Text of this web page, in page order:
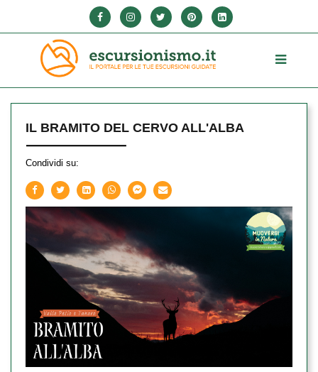
IL BRAMITO DEL CERVO ALL'ALBA
Condividi su: